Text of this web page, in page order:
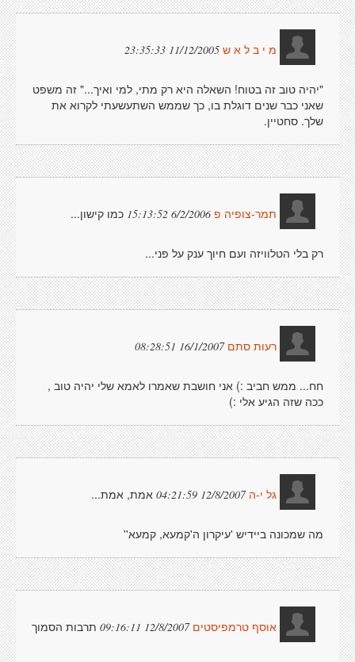
מ י ב ל א ש 11/12/2005 23:35:33
"יהיה טוב זה בטוח! השאלה היא רק מתי, למי ואיך..." זה משפט
שאני כבר שנים דוגלת בו, כך שממש השתעשעתי לקרוא את
שלך. סחטיין.
תמר-צופיה פ 6/2/2006 15:13:52 כמו קישון...
רק בלי הטלוויזה ועם חיוך ענק על פני...
רעות סתם 16/1/2007 08:28:51
חח... ממש חביב :) אני חושבת שאמרו לאמא שלי יהיה טוב ,
ככה שזה הגיע אלי :)
גל י-ה12/8/2007 04:21:59 אמת, אמת...
מה שמכונה ביידיש 'עיקרון ה'קמעא, קמעא''
אוסף טרמפיסטים 12/8/2007 09:16:11 תרבות הסמוך